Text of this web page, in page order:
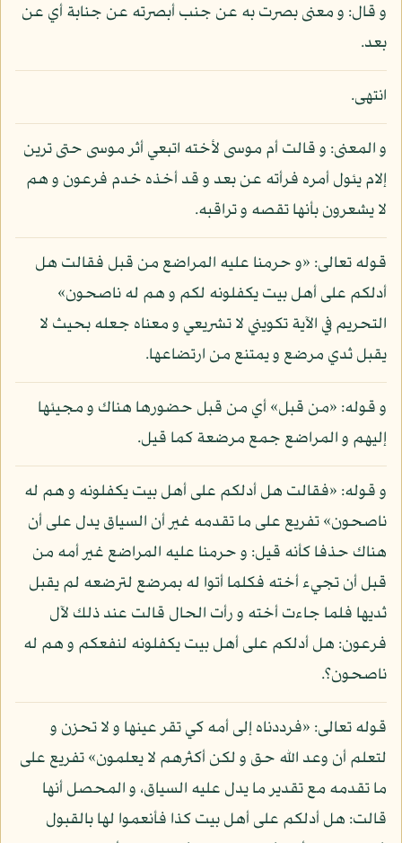
و قال: و معنى بصرت به عن جنب أبصرته عن جنابة أي عن
بعد.
انتهى.
و المعنى: و قالت أم موسى لأخته اتبعي أثر موسى حتى ترين
إلام يئول أمره فرأته عن بعد و قد أخذه خدم فرعون و هم
لا يشعرون بأنها تقصه و تراقبه.
قوله تعالى: «و حرمنا عليه المراضع من قبل فقالت هل
أدلكم على أهل بيت يكفلونه لكم و هم له ناصحون»
التحريم في الآية تكويني لا تشريعي و معناه جعله بحيث لا
يقبل ثدي مرضع و يمتنع من ارتضاعها.
و قوله: «من قبل» أي من قبل حضورها هناك و مجيئها
إليهم و المراضع جمع مرضعة كما قيل.
و قوله: «فقالت هل أدلكم على أهل بيت يكفلونه و هم له
ناصحون» تفريع على ما تقدمه غير أن السياق يدل على أن
هناك حذفا كأنه قيل: و حرمنا عليه المراضع غير أمه من
قبل أن تجيء أخته فكلما أتوا له بمرضع لترضعه لم يقبل
ثديها فلما جاءت أخته و رأت الحال قالت عند ذلك لآل
فرعون: هل أدلكم على أهل بيت يكفلونه لنفعكم و هم له
ناصحون؟.
قوله تعالى: «فرددناه إلى أمه كي تقر عينها و لا تحزن و
لتعلم أن وعد الله حق و لكن أكثرهم لا يعلمون» تفريع على
ما تقدمه مع تقدير ما يدل عليه السياق، و المحصل أنها
قالت: هل أدلكم على أهل بيت كذا فأنعموا لها بالقبول